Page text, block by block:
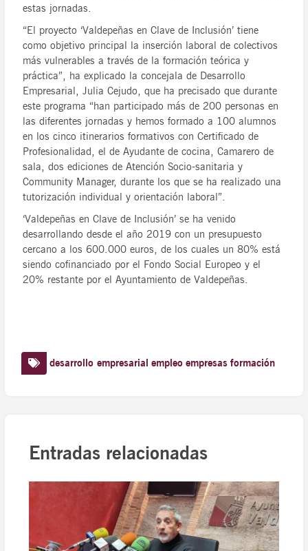
estas jornadas.
“El proyecto ‘Valdepeñas en Clave de Inclusión’ tiene
como objetivo principal la inserción laboral de colectivos
más vulnerables a través de la formación teórica y
práctica”, ha explicado la concejala de Desarrollo
Empresarial, Julia Cejudo, que ha precisado que durante
este programa “han participado más de 200 personas en
las diferentes jornadas y hemos formado a 100 alumnos
en los cinco itinerarios formativos con Certificado de
Profesionalidad, el de Ayudante de cocina, Camarero de
sala, dos ediciones de Atención Socio-sanitaria y
Community Manager, durante los que se ha realizado una
tutorización individual y orientación laboral”.
‘Valdepeñas en Clave de Inclusión’ se ha venido
desarrollando desde el año 2019 con un presupuesto
cercano a los 600.000 euros, de los cuales un 80% está
siendo cofinanciado por el Fondo Social Europeo y el
20% restante por el Ayuntamiento de Valdepeñas.
desarrollo empresarial empleo empresas formación
Entradas relacionadas